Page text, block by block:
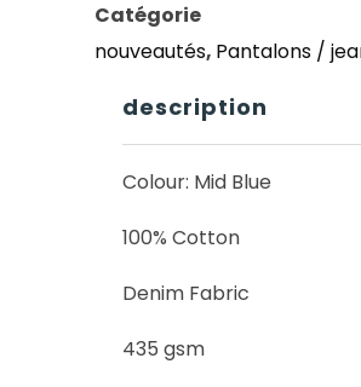
Catégorie
nouveautés, Pantalons /
description
Colour: Mid Blue
100% Cotton
Denim Fabric
435 gsm